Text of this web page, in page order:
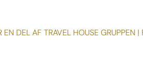
EN DEL AF TRAVEL HOUSE